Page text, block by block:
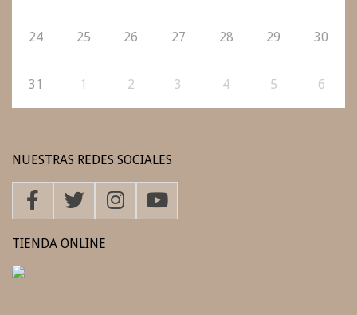
24 25 26 27 28 29 30
31 1 2 3 4 5 6
NUESTRAS REDES SOCIALES
TIENDA ONLINE